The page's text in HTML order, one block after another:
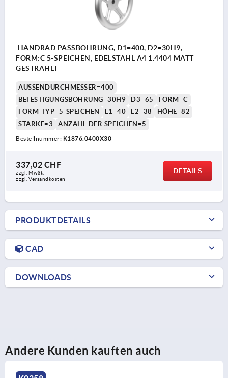
HANDRAD PASSBOHRUNG, D1=400, D2=30H9,
FORM:C 5-SPEICHEN, EDELSTAHL A4 1.4404 MATT
GESTRAHLT
AUSSENDURCHMESSER=400
BEFESTIGUNGSBOHRUNG=30H9
D3=65
FORM=C
FORM-TYP=5-SPEICHEN
L1=40 L2=38
HÖHE=82
STÄRKE=3
ANZAHL DER SPEICHEN=5
Bestellnummer: K1876.0400X30
337,02 CHF
zzgl. MwSt.
zzgl. Versandkosten
DETAILS
PRODUKTDETAILS
CAD
DOWNLOADS
Andere Kunden kauften auch